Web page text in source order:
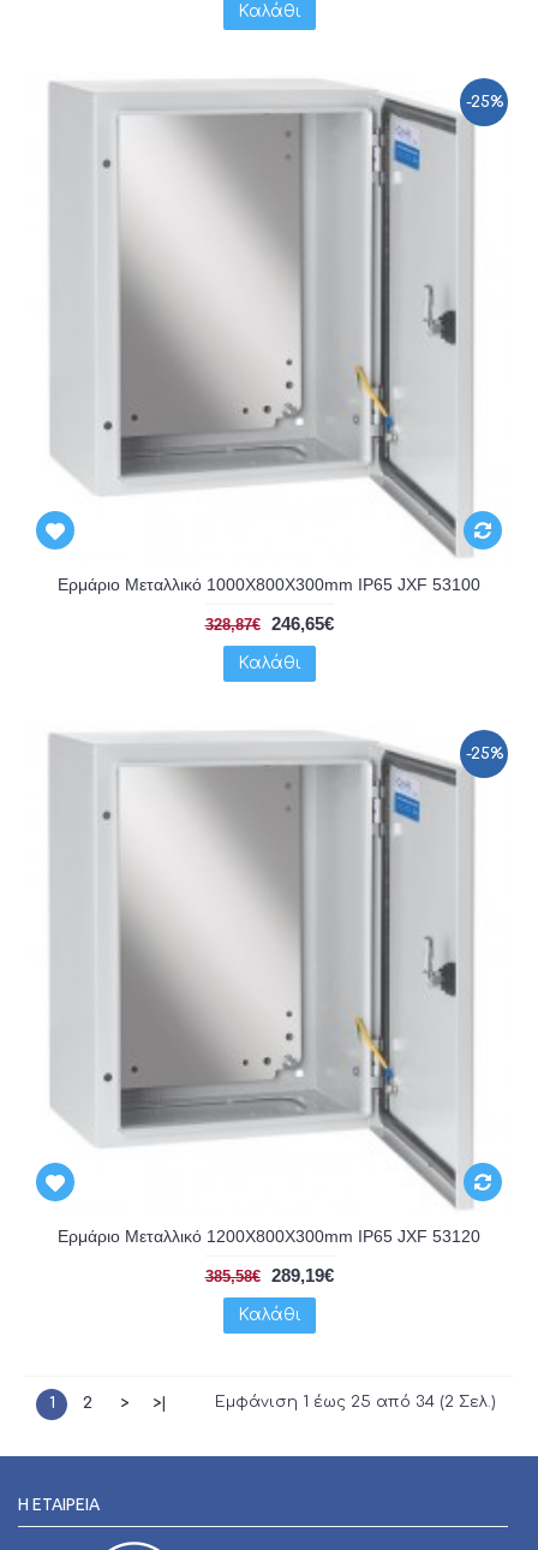
Καλάθι
-25%
Ερμάριο Μεταλλικό 1000X800X300mm IP65 JXF 53100
328,87€ 246,65€
Καλάθι
-25%
Ερμάριο Μεταλλικό 1200X800X300mm IP65 JXF 53120
385,58€ 289,19€
Καλάθι
1 2 > >| Εμφάνιση 1 έως 25 από 34 (2 Σελ.)
Η ΕΤΑΙΡΕΊΑ